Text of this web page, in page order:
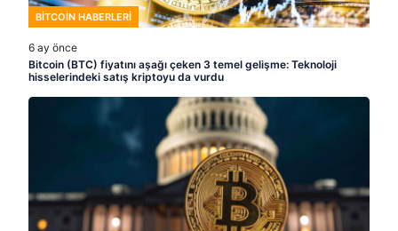
BITCOIN HABERLERI
6 ay önce
Bitcoin (BTC) fiyatını aşağı çeken 3 temel gelişme: Teknoloji
hisselerindeki satış kriptoyu da vurdu